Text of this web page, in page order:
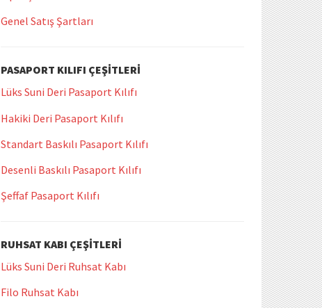
Genel Satış Şartları
PASAPORT KILIFI ÇEŞITLERI
Lüks Suni Deri Pasaport Kılıfı
Hakiki Deri Pasaport Kılıfı
Standart Baskılı Pasaport Kılıfı
Desenli Baskılı Pasaport Kılıfı
Şeffaf Pasaport Kılıfı
RUHSAT KABI ÇEŞITLERI
Lüks Suni Deri Ruhsat Kabı
Filo Ruhsat Kabı